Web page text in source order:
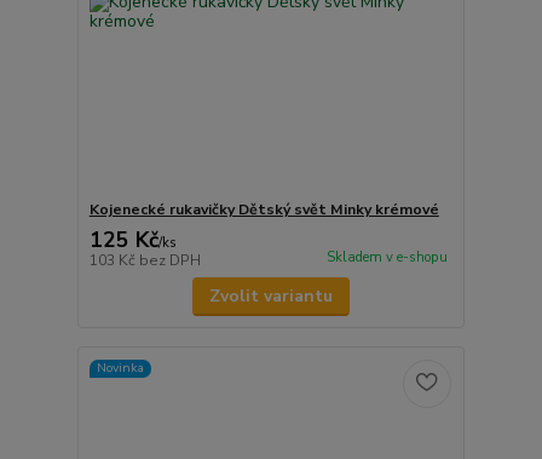
Kojenecké rukavičky Dětský svět Minky krémové
125 Kč/ks
103 Kč bez DPH Skladem v e-shopu
Zvolit variantu
Novinka